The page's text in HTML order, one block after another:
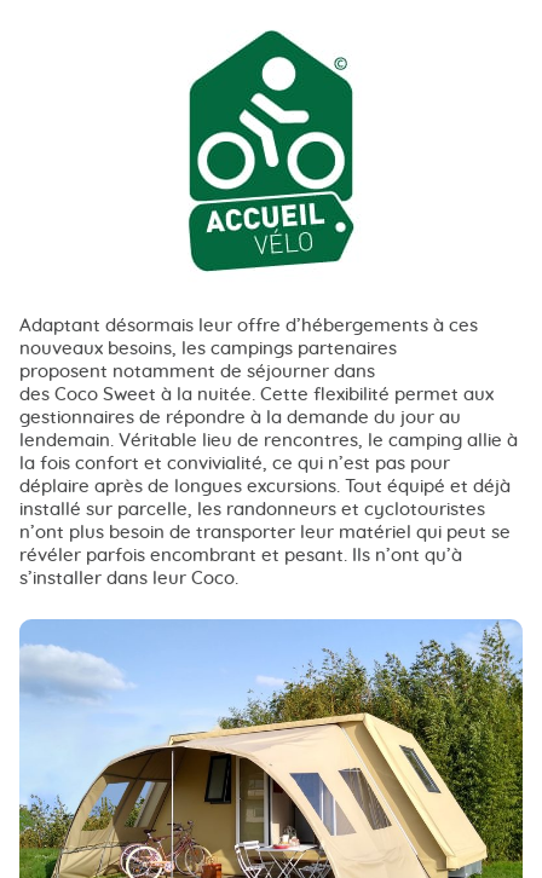
Adaptant désormais leur offre d’hébergements à ces
nouveaux besoins, les campings partenaires
proposent notamment de séjourner dans
des Coco Sweet à la nuitée. Cette flexibilité permet aux
gestionnaires de répondre à la demande du jour au
lendemain. Véritable lieu de rencontres, le camping allie à
la fois confort et convivialité, ce qui n’est pas pour
déplaire après de longues excursions. Tout équipé et déjà
installé sur parcelle, les randonneurs et cyclotouristes
n’ont plus besoin de transporter leur matériel qui peut se
révéler parfois encombrant et pesant. Ils n’ont qu’à
s’installer dans leur Coco.